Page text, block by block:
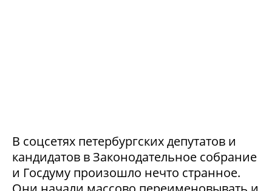
В соцсетях петербургских депутатов и
кандидатов в Законодательное собрание
и Госдуму произошло нечто странное.